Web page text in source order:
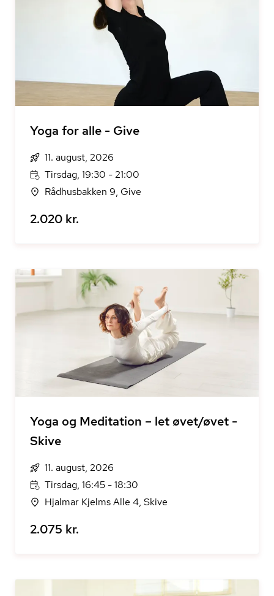
Yoga for alle - Give
11. august, 2026
Tirsdag, 19:30 - 21:00
Rådhusbakken 9, Give
2.020 kr.
Yoga og Meditation – let øvet/øvet -
Skive
11. august, 2026
Tirsdag, 16:45 - 18:30
Hjalmar Kjelms Alle 4, Skive
2.075 kr.